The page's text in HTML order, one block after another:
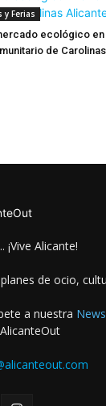
y Ferias
ecológico en
de Carolinas
¡Vive Alicante!
de ocio,
a nuestra